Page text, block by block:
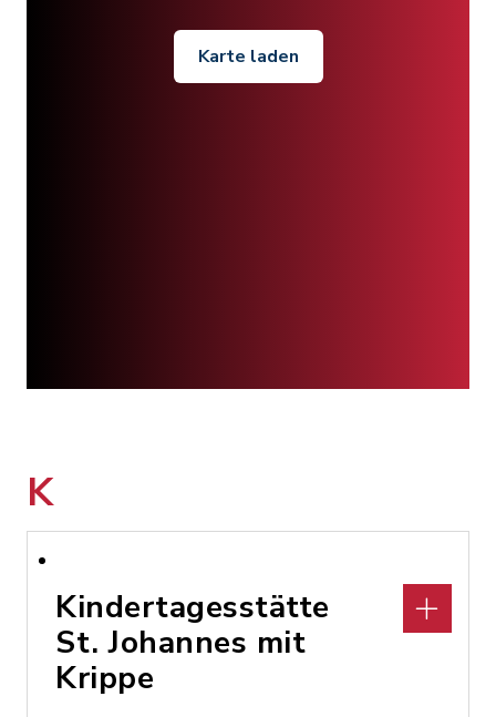
Karte laden
K
Kindertagesstätte
St. Johannes mit
Krippe